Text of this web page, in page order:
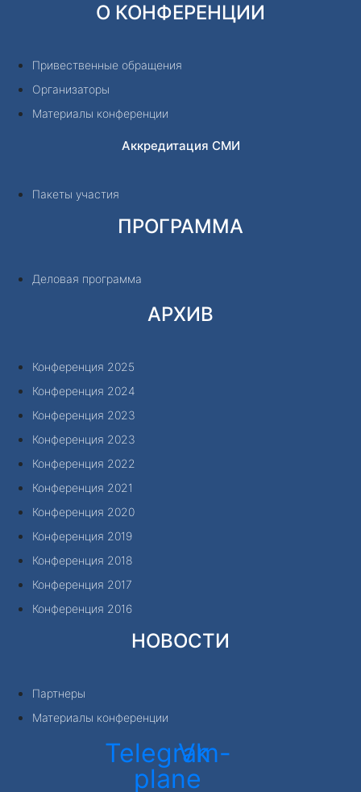
О КОНФЕРЕНЦИИ
Привественные обращения
Организаторы
Материалы конференции
Аккредитация СМИ
Пакеты участия
ПРОГРАММА
Деловая программа
АРХИВ
Конференция 2025
Конференция 2024
Конференция 2023
Конференция 2023
Конференция 2022
Конференция 2021
Конференция 2020
Конференция 2019
Конференция 2018
Конференция 2017
Конференция 2016
НОВОСТИ
Партнеры
Материалы конференции
Telegram-
plane
Vk